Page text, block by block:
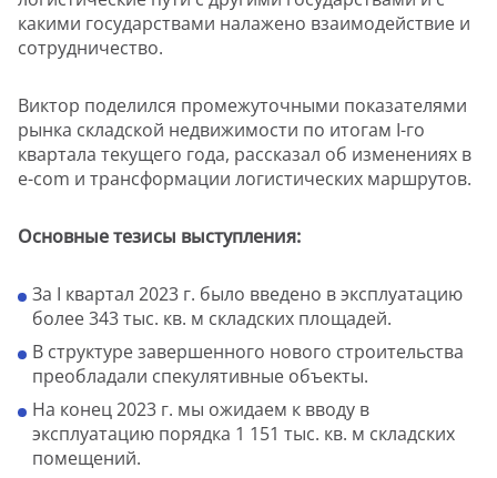
какими государствами налажено взаимодействие и
сотрудничество.
Виктор поделился промежуточными показателями
рынка складской недвижимости по итогам I-го
квартала текущего года, рассказал об изменениях в
e-com и трансформации логистических маршрутов.
Основные тезисы выступления:
За I квартал 2023 г. было введено в эксплуатацию
более 343 тыс. кв. м складских площадей.
В структуре завершенного нового строительства
преобладали спекулятивные объекты.
На конец 2023 г. мы ожидаем к вводу в
эксплуатацию порядка 1 151 тыс. кв. м складских
помещений.